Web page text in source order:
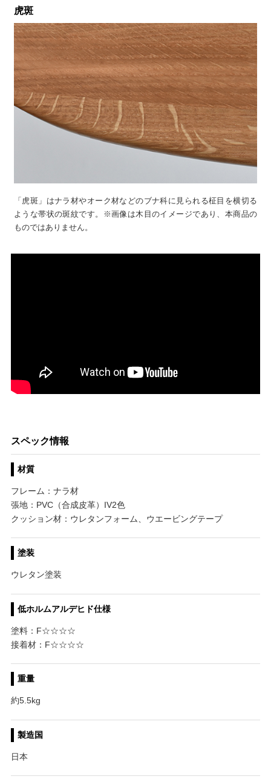
虎斑
「虎斑」はナラ材やオーク材などのブナ科に見られる柾目を横切る
ような帯状の斑紋です。※画像は木目のイメージであり、本商品の
ものではありません。
スペック情報
材質
フレーム：ナラ材
張地：PVC（合成皮革）IV2色
クッション材：ウレタンフォーム、ウエービングテープ
塗装
ウレタン塗装
低ホルムアルデヒド仕様
塗料：F☆☆☆☆
接着材：F☆☆☆☆
重量
約5.5kg
製造国
日本